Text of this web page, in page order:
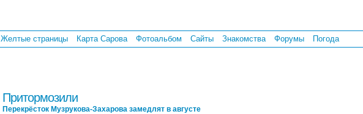
Желтые страницы Карта Сарова Фотоальбом Сайты Знакомства Форумы Погода
Притормозили
Перекрёсток Музрукова-Захарова замедлят в августе